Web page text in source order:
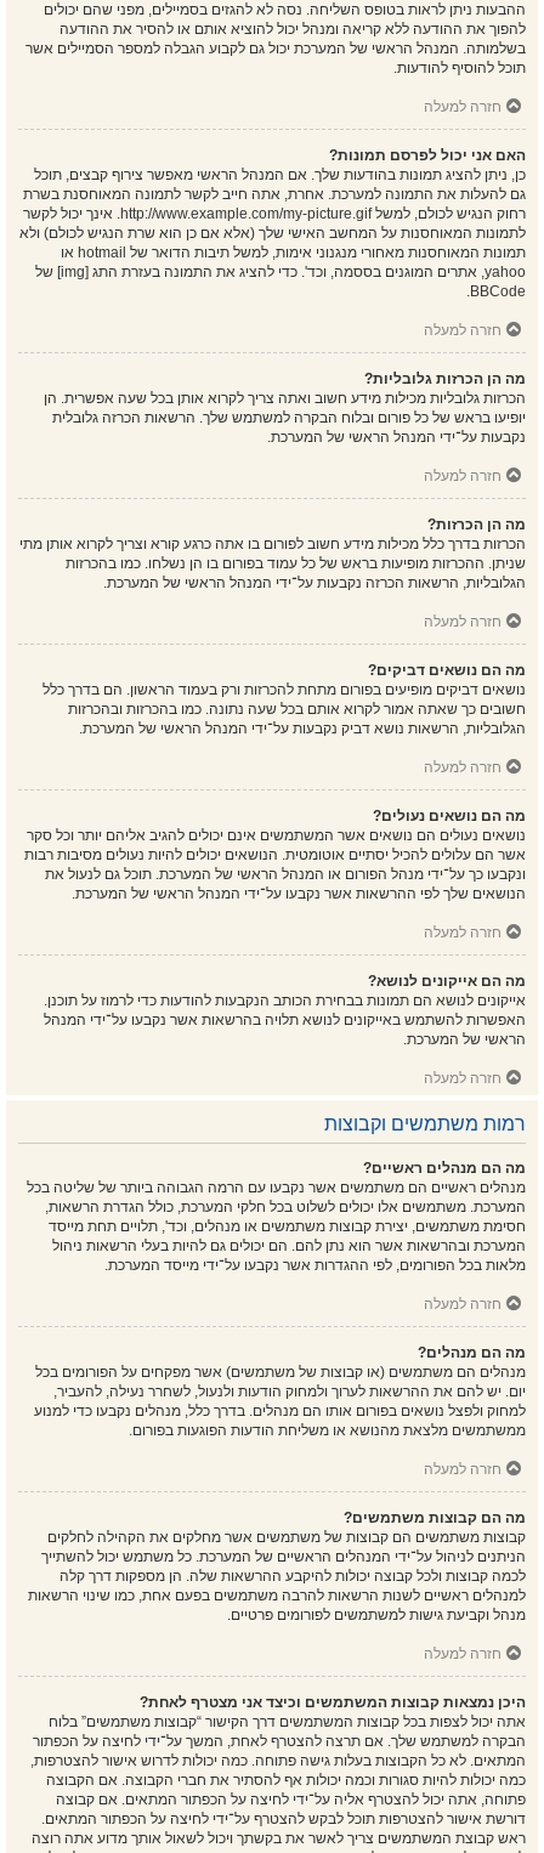
ההבעות ניתן לראות בטופס השליחה. נסה לא להגזים בסמיילים, מפני שהם יכולים
להפוך את ההודעה ללא קריאה ומנהל יכול להוציא אותם או להסיר את ההודעה
בשלמותה. המנהל הראשי של המערכת יכול גם לקבוע הגבלה למספר הסמיילים אשר
תוכל להוסיף להודעות.
חזרה למעלה
האם אני יכול לפרסם תמונות?
כן, ניתן להציג תמונות בהודעות שלך. אם המנהל הראשי מאפשר צירוף קבצים, תוכל
גם להעלות את התמונה למערכת. אחרת, אתה חייב לקשר לתמונה המאוחסנת בשרת
רחוק הנגיש לכולם, למשל http://www.example.com/my-picture.gif. אינך יכול לקשר
לתמונות המאוחסנות על המחשב האישי שלך (אלא אם כן הוא שרת הנגיש לכולם) ולא
תמונות המאוחסנות מאחורי מנגנוני אימות, למשל תיבות הדואר של hotmail או
yahoo, אתרים המוגנים בססמה, וכד'. כדי להציג את התמונה בעזרת התג [img] של
BBCode.
חזרה למעלה
מה הן הכרזות גלובליות?
הכרזות גלובליות מכילות מידע חשוב ואתה צריך לקרוא אותן בכל שעה אפשרית. הן
יופיעו בראש של כל פורום ובלוח הבקרה למשתמש שלך. הרשאות הכרזה גלובלית
נקבעות על־ידי המנהל הראשי של המערכת.
חזרה למעלה
מה הן הכרזות?
הכרזות בדרך כלל מכילות מידע חשוב לפורום בו אתה כרגע קורא וצריך לקרוא אותן מתי
שניתן. ההכרזות מופיעות בראש של כל עמוד בפורום בו הן נשלחו. כמו בהכרזות
הגלובליות, הרשאות הכרזה נקבעות על־ידי המנהל הראשי של המערכת.
חזרה למעלה
מה הם נושאים דביקים?
נושאים דביקים מופיעים בפורום מתחת להכרזות ורק בעמוד הראשון. הם בדרך כלל
חשובים כך שאתה אמור לקרוא אותם בכל שעה נתונה. כמו בהכרזות ובהכרזות
הגלובליות, הרשאות נושא דביק נקבעות על־ידי המנהל הראשי של המערכת.
חזרה למעלה
מה הם נושאים נעולים?
נושאים נעולים הם נושאים אשר המשתמשים אינם יכולים להגיב אליהם יותר וכל סקר
אשר הם עלולים להכיל יסתיים אוטומטית. הנושאים יכולים להיות נעולים מסיבות רבות
ונקבעו כך על־ידי מנהל הפורום או המנהל הראשי של המערכת. תוכל גם לנעול את
הנושאים שלך לפי ההרשאות אשר נקבעו על־ידי המנהל הראשי של המערכת.
חזרה למעלה
מה הם אייקונים לנושא?
אייקונים לנושא הם תמונות בבחירת הכותב הנקבעות להודעות כדי לרמוז על תוכנן.
האפשרות להשתמש באייקונים לנושא תלויה בהרשאות אשר נקבעו על־ידי המנהל
הראשי של המערכת.
חזרה למעלה
רמות משתמשים וקבוצות
מה הם מנהלים ראשיים?
מנהלים ראשיים הם משתמשים אשר נקבעו עם הרמה הגבוהה ביותר של שליטה בכל
המערכת. משתמשים אלו יכולים לשלוט בכל חלקי המערכת, כולל הגדרת הרשאות,
חסימת משתמשים, יצירת קבוצות משתמשים או מנהלים, וכד', תלויים תחת מייסד
המערכת ובהרשאות אשר הוא נתן להם. הם יכולים גם להיות בעלי הרשאות ניהול
מלאות בכל הפורומים, לפי ההגדרות אשר נקבעו על־ידי מייסד המערכת.
חזרה למעלה
מה הם מנהלים?
מנהלים הם משתמשים (או קבוצות של משתמשים) אשר מפקחים על הפורומים בכל
יום. יש להם את ההרשאות לערוך ולמחוק הודעות ולנעול, לשחרר נעילה, להעביר,
למחוק ולפצל נושאים בפורום אותו הם מנהלים. בדרך כלל, מנהלים נקבעו כדי למנוע
ממשתמשים מלצאת מהנושא או משליחת הודעות הפוגעות בפורום.
חזרה למעלה
מה הם קבוצות משתמשים?
קבוצות משתמשים הם קבוצות של משתמשים אשר מחלקים את הקהילה לחלקים
הניתנים לניהול על־ידי המנהלים הראשיים של המערכת. כל משתמש יכול להשתייך
לכמה קבוצות ולכל קבוצה יכולות להיקבע ההרשאות שלה. הן מספקות דרך קלה
למנהלים ראשיים לשנות הרשאות להרבה משתמשים בפעם אחת, כמו שינוי הרשאות
מנהל וקביעת גישות למשתמשים לפורומים פרטיים.
חזרה למעלה
היכן נמצאות קבוצות המשתמשים וכיצד אני מצטרף לאחת?
אתה יכול לצפות בכל קבוצות המשתמשים דרך הקישור “קבוצות משתמשים” בלוח
הבקרה למשתמש שלך. אם תרצה להצטרף לאחת, המשך על־ידי לחיצה על הכפתור
המתאים. לא כל הקבוצות בעלות גישה פתוחה. כמה יכולות לדרוש אישור להצטרפות,
כמה יכולות להיות סגורות וכמה יכולות אף להסתיר את חברי הקבוצה. אם הקבוצה
פתוחה, אתה יכול להצטרף אליה על־ידי לחיצה על הכפתור המתאים. אם קבוצה
דורשת אישור להצטרפות תוכל לבקש להצטרף על־ידי לחיצה על הכפתור המתאים.
ראש קבוצת המשתמשים צריך לאשר את בקשתך ויכול לשאול אותך מדוע אתה רוצה